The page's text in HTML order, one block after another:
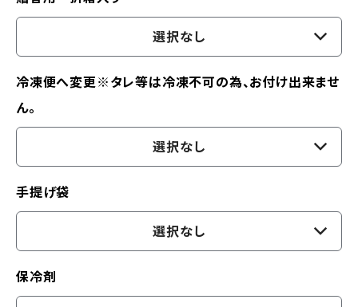
選択なし
冷凍便へ変更※タレ等は冷凍不可の為、お付け出来ませ
ん。
選択なし
手提げ袋
選択なし
保冷剤